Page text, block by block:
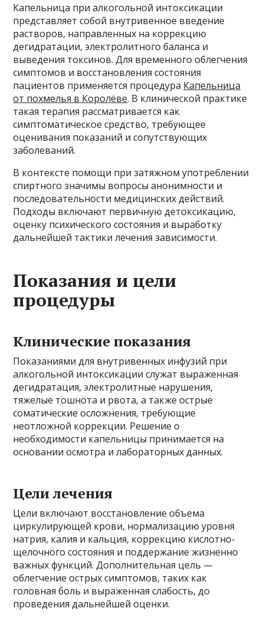
Капельница при алкогольной интоксикации
представляет собой внутривенное введение
растворов, направленных на коррекцию
дегидратации, электролитного баланса и
выведения токсинов. Для временного облегчения
симптомов и восстановления состояния
пациентов применяется процедура Капельница
от похмелья в Королёве. В клинической практике
такая терапия рассматривается как
симптоматическое средство, требующее
оценивания показаний и сопутствующих
заболеваний.
В контексте помощи при затяжном употреблении
спиртного значимы вопросы анонимности и
последовательности медицинских действий.
Подходы включают первичную детоксикацию,
оценку психического состояния и выработку
дальнейшей тактики лечения зависимости.
Показания и цели
процедуры
Клинические показания
Показаниями для внутривенных инфузий при
алкогольной интоксикации служат выраженная
дегидратация, электролитные нарушения,
тяжелые тошнота и рвота, а также острые
соматические осложнения, требующие
неотложной коррекции. Решение о
необходимости капельницы принимается на
основании осмотра и лабораторных данных.
Цели лечения
Цели включают восстановление объема
циркулирующей крови, нормализацию уровня
натрия, калия и кальция, коррекцию кислотно-
щелочного состояния и поддержание жизненно
важных функций. Дополнительная цель —
облегчение острых симптомов, таких как
головная боль и выраженная слабость, до
проведения дальнейшей оценки.